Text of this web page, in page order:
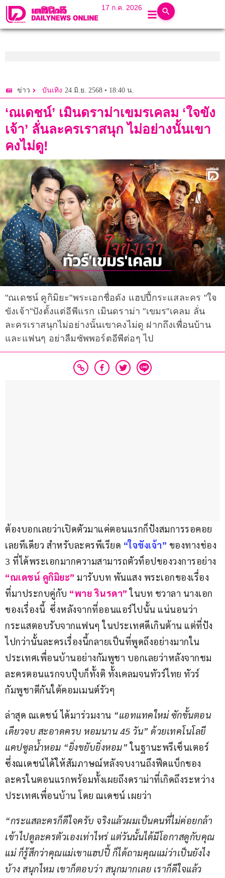
17 ก.ค. 2026
ข่าว บันเทิง 24 มิ.ย. 2568 • 18:40 น.
‘ณเดชน์’ เมินดราม่าเขมรเคลม ‘ใจขัง
เจ้า’ ลั่นละครเราสนุก ไม่อย่างนั้นเขา
คงไม่ดู!
"ณเดชน์ คูกิมิยะ"พระเอกชื่อดัง แฮปปี้กระแสละคร "ใจ
ขังเจ้า"ปังตั้งแต่อีพีแรก เมินดราม่า "เขมร"เคลม ลั่น
ละครเราสนุกไม่อย่างนั้นเขาคงไม่ดู ฝากถึงเพื่อนบ้าน
และแฟนๆ อย่าลืมซัพพอร์ตอีพีต่อๆ ไป
ต้องบอกเลยว่าเปิดตัวมาแค่ตอนแรกก็ปังสมการรอคอย
เลยทีเดียว สำหรับละครพีเรียด “ใจขังเจ้า” ของทางช่อง
3 ที่ได้พระเอกมากความสามารถตัวท็อปของวงการอย่าง
“ณเดชน์ คูกิมิยะ” มารับบท พันแสง พระเอกของเรื่อง
ที่มาประกบคู่กับ “พาย รินรดา” ในบท ชวาลา นางเอก
ของเรื่องนี้  ซึ่งหลังจากที่ออนแอร์ไปนั้น แน่นอนว่า
กระแสตอบรับจากแฟนๆ ในประเทศดีเกินต้าน แต่ที่ปัง
ไปกว่านั้นละครเรื่องนี้กลายเป็นที่พูดถึงอย่างมากใน
ประเทศเพื่อนบ้านอย่างกัมพูชา บอกเลยว่าหลังจากชม
ละครตอนแรกจบปุ๊บก็ทั้งติ ทั้งเคลมจนทัวร์ไทย ทัวร์
กัมพูชาตีกันใต้คอมเมนต์รัวๆ
ล่าสุด ณเดชน์ ได้มาร่วมงาน “แอทแทคใหม่ ซักขั้นตอน
เดียวจบ สะอาดครบ หอมนาน 45 วัน” ด้วยเทคโนโลยี
แคปซูลน้ำหอม “ยิ่งขยับยิ่งหอม” ในฐานะพรีเซ็นเตอร์
ซึ่งณเดชน์ได้ให้สัมภาษณ์หลังจบงานถึงฟีดแบ็กของ
ละครในตอนแรกพร้อมทั้งเผยถึงดราม่าที่เกิดถึงระหว่าง
ประเทศเพื่อนบ้าน โดย ณเดชน์ เผยว่า
“กระแสละครก็ดีใจครับ จริงแล้วผมเป็นคนที่ไม่ค่อยกล้า
เข้าไปดูละครตัวเองเท่าไหร่ แต่วันนั้นได้มีโอกาสดูกับคุณ
แม่ ก็รู้สึกว่าคุณแม่เขาแฮปปี้ ก็ได้ถามคุณแม่ว่าเป็นยังไง
บ้าง สนุกไหม เขาก็ตอบว่า สนุกมากเลย เราก็ดีใจแล้ว